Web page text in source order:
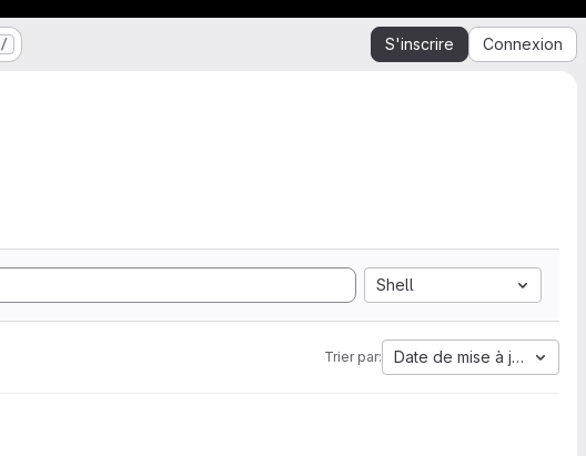
/ S'inscrire Connexion
Shell
Trier par: Date de mise à jour